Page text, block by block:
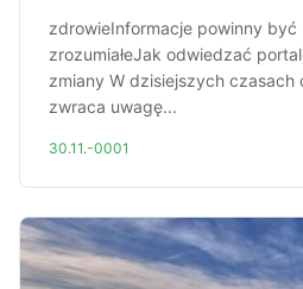
zdrowieInformacje powinny być
zrozumiałeJak odwiedzać
zmiany W dzisiejszych czasach
zwraca uwagę...
30.11.-0001